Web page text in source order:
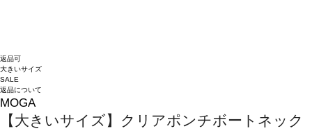
返品可
大きいサイズ
SALE
返品について
MOGA
【大きいサイズ】クリアポンチボートネック